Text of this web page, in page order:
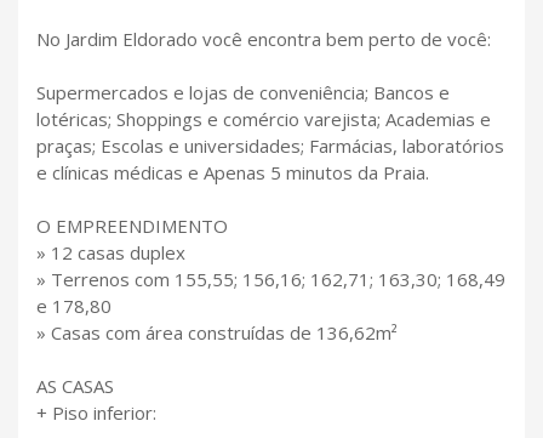
No Jardim Eldorado você encontra bem perto de você:
Supermercados e lojas de conveniência; Bancos e
lotéricas; Shoppings e comércio varejista; Academias e
praças; Escolas e universidades; Farmácias, laboratórios
e clínicas médicas e Apenas 5 minutos da Praia.
O EMPREENDIMENTO
» 12 casas duplex
» Terrenos com 155,55; 156,16; 162,71; 163,30; 168,49
e 178,80
» Casas com área construídas de 136,62m²
AS CASAS
+ Piso inferior: